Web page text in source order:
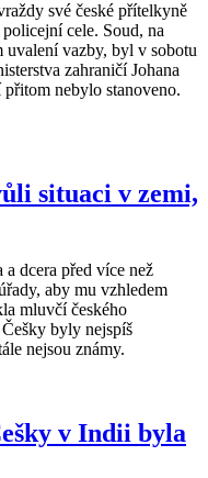
své české přítelkyně
cele. Soud, na
uvalení vazby, byl v sobotu
zahraničí Johana
nebylo stanoveno.
situaci v zemi,
dcera před více než
aby mu vzhledem
mluvčí českého
byly nejspíš
nejsou známy.
v Indii byla